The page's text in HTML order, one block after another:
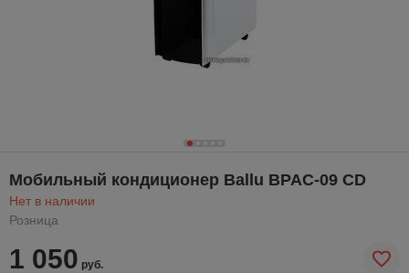
Мобильный кондиционер Ballu BPAC-09 CD
Нет в наличии
Розница
1 050 руб.